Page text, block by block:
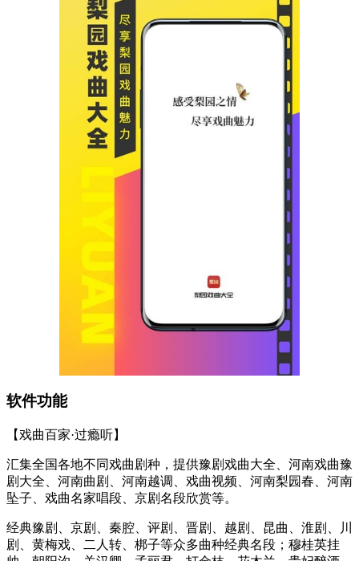
软件功能
【戏曲百家·过瘾听】
汇集全国各地不同戏曲剧种，提供豫剧戏曲大全、河南戏曲豫
剧大全、河南曲剧、河南越调、戏曲视频、河南梨园春、河南
坠子、戏曲名家唱段、京剧名段欣赏等。
经典豫剧、京剧、秦腔、评剧、晋剧、越剧、昆曲、淮剧、川
剧、黄梅戏、二人转、梆子等众多曲种经典名段；穆桂英挂